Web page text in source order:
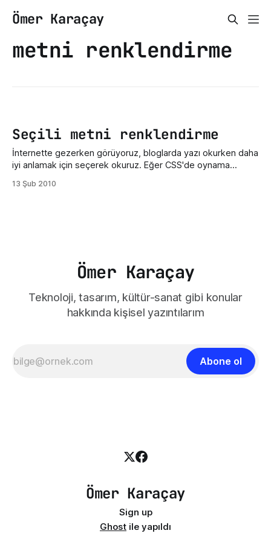
Ömer Karaçay
metni renklendirme
Seçili metni renklendirme
İnternette gezerken görüyoruz, bloglarda yazı okurken daha
iyi anlamak için seçerek okuruz. Eğer CSS'de oynama
oluşur. Ancak bazen siteyle uyumsuz olur bu renk göz
13 Şub 2010
Ömer Karaçay
Teknoloji, tasarım, kültür-sanat gibi konular
hakkında kişisel yazıntılarım
Abone ol
Ömer Karaçay
Sign up
Ghost ile yapıldı